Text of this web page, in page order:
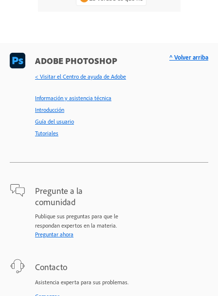
ADOBE PHOTOSHOP
< Visitar el Centro de ayuda de Adobe
Información y asistencia técnica
Introducción
Guía del usuario
Tutoriales
Pregunte a la
comunidad
Publique sus preguntas para que le
respondan expertos en la materia.
Preguntar ahora
Contacto
Asistencia experta para sus problemas.
^ Volver arriba